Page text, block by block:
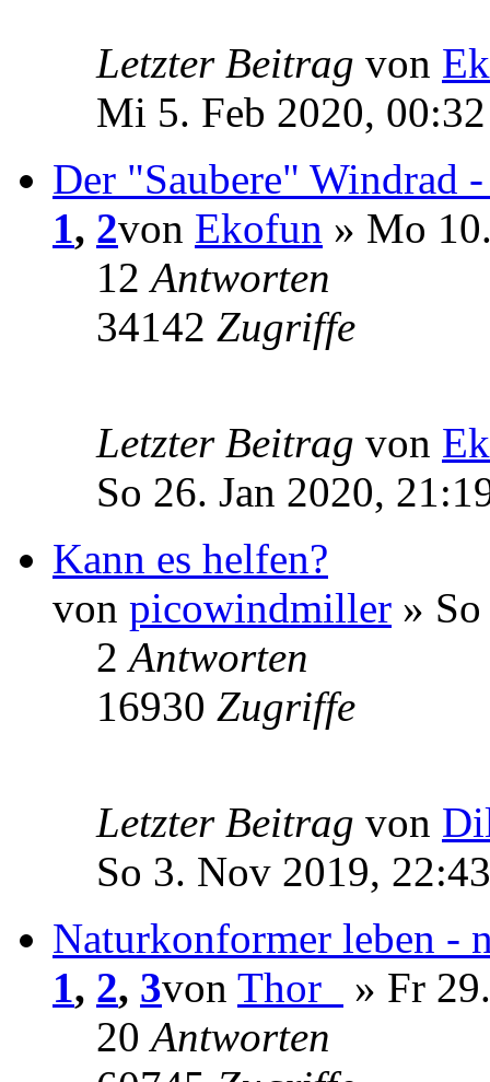
Letzter Beitrag von
Mi 5. Feb 2020, 00:32
Der "Saubere" Windrad
1, 2von Ekofun » Mo
12Antworten
34142 Zugriffe
Letzter Beitrag von
So 26. Jan 2020,
Kann es helfen?
von picowindmiller »
2Antworten
16930 Zugriffe
Letzter Beitrag von
So 3. Nov 2019, 22:43
Naturkonformer leben -
1, 2, 3von Thor_
» Fr
20Antworten